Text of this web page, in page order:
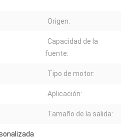
Origen:
Capacidad de la
fuente:
Tipo de motor:
Aplicación:
Tamaño de la salida: